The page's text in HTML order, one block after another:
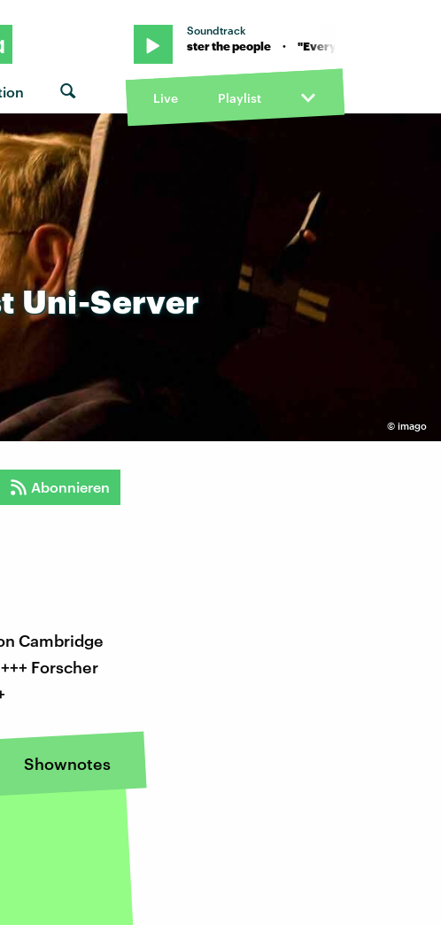
Soundtrack
von Louis the child & Foster the people · "Every color" von Louis the
Live Playlist
© imago
Uni-Server
Abonnieren
Cambridge
Forscher
Shownotes